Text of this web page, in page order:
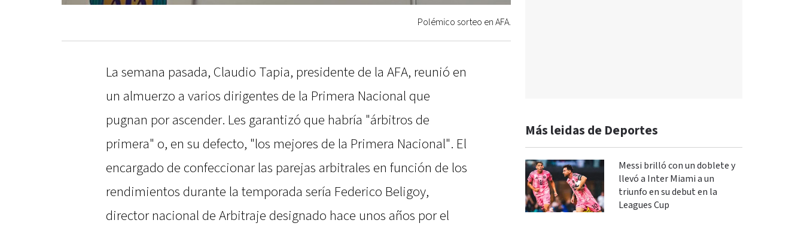
Polémico sorteo en AFA.
La semana pasada, Claudio Tapia, presidente de la AFA, reunió en
un almuerzo a varios dirigentes de la Primera Nacional que
pugnan por ascender. Les garantizó que habría "árbitros de
primera" o, en su defecto, "los mejores de la Primera Nacional". El
encargado de confeccionar las parejas arbitrales en función de los
rendimientos durante la temporada sería Federico Beligoy,
director nacional de Arbitraje designado hace unos años por el
Más leidas de Deportes
Messi brilló con un doblete y
llevó a Inter Miami a un
triunfo en su debut en la
Leagues Cup